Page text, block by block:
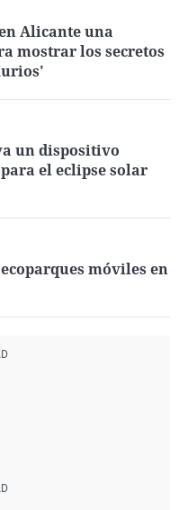
Alicante una
mostrar los secretos
un dispositivo
el eclipse solar
móviles en